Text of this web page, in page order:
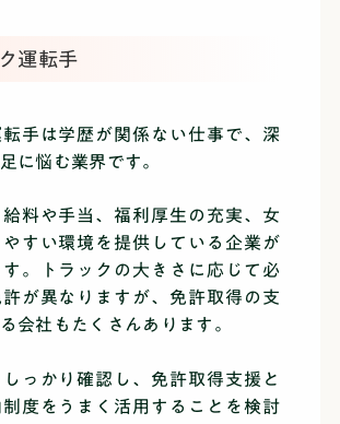
運転手
転手は学歴が関係ない仕事で、深
に悩む業界です。
料や手当、福利厚生の充実、女
すい環境を提供している企業が
。トラックの大きさに応じて必
が異なりますが、免許取得の支
会社もたくさんあります。
っかり確認し、免許取得支援と
度をうまく活用することを検討